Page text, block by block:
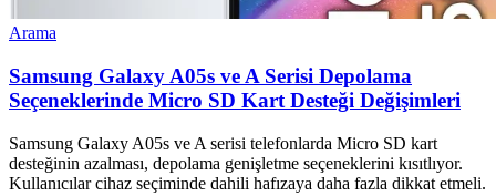
Arama
Samsung Galaxy A05s ve A Serisi Depolama
Seçeneklerinde Micro SD Kart Desteği Değişimleri
Samsung Galaxy A05s ve A serisi telefonlarda Micro SD kart
desteğinin azalması, depolama genişletme seçeneklerini kısıtlıyor.
Kullanıcılar cihaz seçiminde dahili hafızaya daha fazla dikkat etmeli.